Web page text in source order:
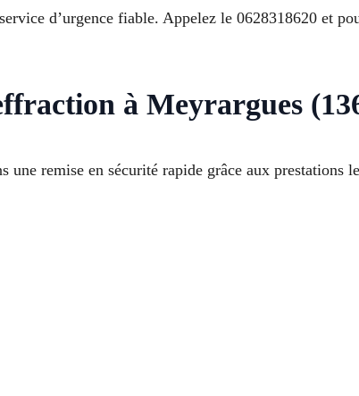
d’urgence fiable. Appelez le 0628318620 et
à Meyrargues
une remise en sécurité rapide grâce aux prestations